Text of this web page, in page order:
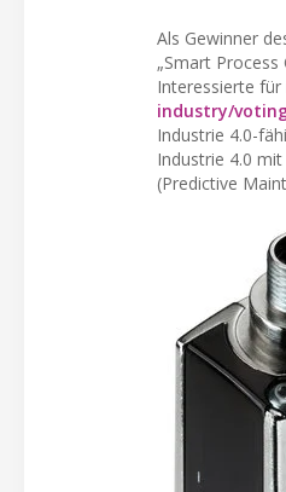
Als Gewinner
„Smart
Interessierte
industry/
Industrie 4.0-
Industrie 4.0
(Predictive